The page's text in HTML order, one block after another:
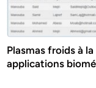
Plasmas froids à
applications